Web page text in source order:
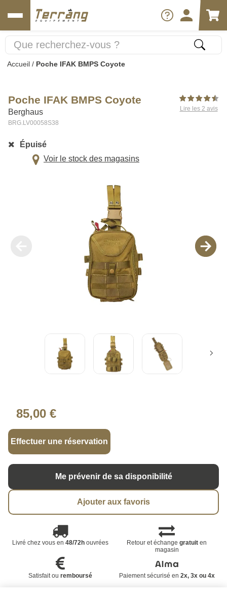
Accueil / Poche IFAK BMPS Coyote
Poche IFAK BMPS Coyote
Berghaus
BRG.LV00058S38
Lire les 2 avis
Épuisé
Voir le stock des magasins
85,00 €
Effectuer une réservation
Me prévenir de sa disponibilité
Ajouter aux favoris
Livré chez vous en 48/72houvrées Retour et échangegratuit en
magasin
Satisfait ou remboursé Paiement sécurisé en 2x, 3x ou 4x